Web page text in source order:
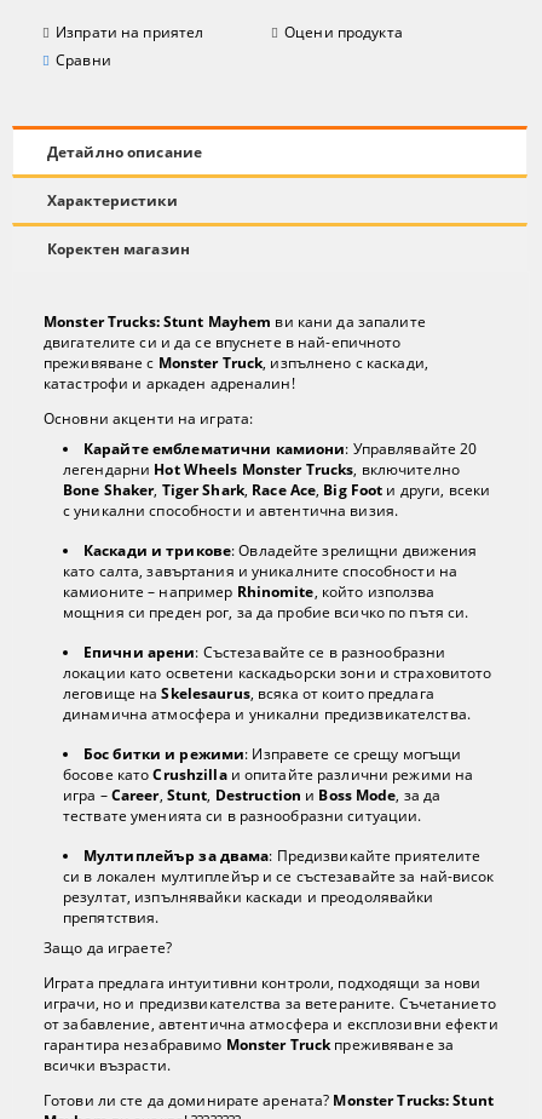
Изпрати на приятел
Оцени продукта
Сравни
Детайлно описание
Характеристики
Коректен магазин
Monster Trucks: Stunt Mayhem ви кани да запалите
двигателите си и да се впуснете в най-епичното
преживяване с Monster Truck, изпълнено с каскади,
катастрофи и аркаден адреналин!
Основни акценти на играта:
Карайте емблематични камиони: Управлявайте 20
легендарни Hot Wheels Monster Trucks, включително
Bone Shaker, Tiger Shark, Race Ace, Big Foot и други, всеки
с уникални способности и автентична визия.
Каскади и трикове: Овладейте зрелищни движения
като салта, завъртания и уникалните способности на
камионите – например Rhinomite, който използва
мощния си преден рог, за да пробие всичко по пътя си.
Епични арени: Състезавайте се в разнообразни
локации като осветени каскадьорски зони и страховитото
леговище наSkelesaurus, всяка от които предлага
динамична атмосфера и уникални предизвикателства.
Бос битки и режими: Изправете се срещу могъщи
босове катоCrushzillaи опитайте различни режими на
игра –Career, Stunt, Destruction и Boss Mode, за да
тествате уменията си в разнообразни ситуации.
Мултиплейър за двама: Предизвикайте приятелите
си в локален мултиплейър и се състезавайте за най-висок
резултат, изпълнявайки каскади и преодолявайки
препятствия.
Защо да играете?
Играта предлага интуитивни контроли, подходящи за нови
играчи, но и предизвикателства за ветераните. Съчетанието
от забавление, автентична атмосфера и експлозивни ефекти
гарантира незабравимо Monster Truckпреживяване за
всички възрасти.
Готови ли сте да доминирате арената? Monster Trucks: Stunt